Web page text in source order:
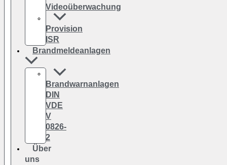
Videoüberwachung
Provision
ISR
Brandmeldeanlagen
Brandwarnanlagen
DIN
VDE
V
0826-
2
Über
uns